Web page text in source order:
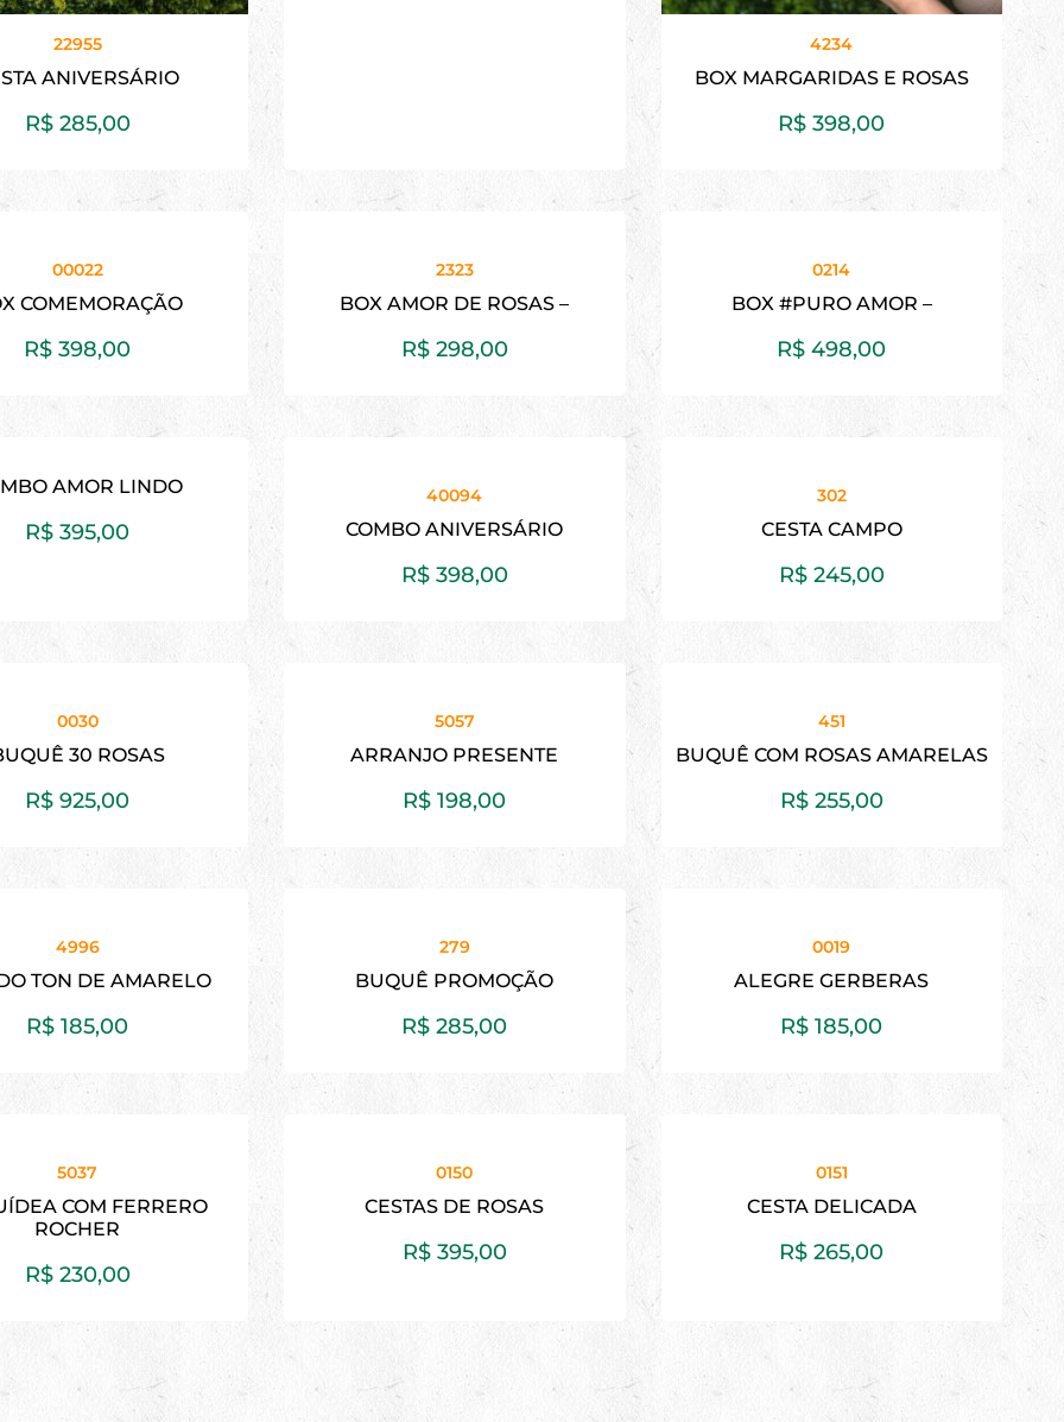
22955
ANIVERSÁRIO
R$285,00
4234
BOX MARGARIDAS E ROSAS
R$ 398,00
00022
COMEMORAÇÃO
R$ 398,00
2323
BOX AMOR DE ROSAS –
R$298,00
0214
BOX #PURO AMOR –
R$ 498,00
AMOR LINDO
R$ 395,00
40094
COMBO ANIVERSÁRIO
R$398,00
302
CESTA CAMPO
R$245,00
0030
30 ROSAS
R$ 925,00
5057
ARRANJO PRESENTE
R$ 198,00
451
BUQUÊ COM ROSAS AMARELAS
R$255,00
4996
TON DE AMARELO
R$ 185,00
279
BUQUÊ PROMOÇÃO
R$ 285,00
0019
ALEGRE GERBERAS
R$ 185,00
5037
COM FERRERO
ROCHER
R$230,00
0150
CESTAS DE ROSAS
R$395,00
0151
CESTA DELICADA
R$ 265,00